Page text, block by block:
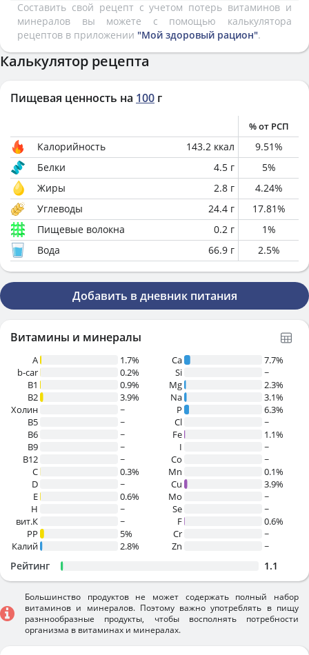
Составить свой рецепт с учетом потерь витаминов и
минералов вы можете с помощью калькулятора
рецептов в приложении "Мой здоровый рацион".
Калькулятор рецепта
Пищевая ценность на 100 г
% от РСП
Калорийность 143.2 ккал 9.51%
Белки
4.5 г 5%
Жиры
2.8 г 4.24%
Углеводы
24.4 г 17.81%
Пищевые волокна
0.2 г 1%
Вода
66.9 г 2.5%
Добавить в дневник питания
Витамины и минералы
A
1.7%
b-car
0.2%
В1
0.9%
B2
3.9%
Холин
~
B5
~
B6
~
B9
~
B12
~
C
0.3%
D
~
E
0.6%
H
~
вит.К
~
PP
5%
Калий
2.8%
Ca
7.7%
Si
~
Mg
2.3%
Na
3.1%
P
6.3%
Cl
~
Fe
1.1%
I
~
Co
~
Mn
0.1%
Cu
3.9%
Mo
~
Se
~
F
0.6%
Cr
~
Zn
~
Рейтинг 1.1
Большинство продуктов не может содержать полный набор
витаминов и минералов. Поэтому важно употреблять в пищу
разннообразные продукты, чтобы восполнять потребности
организма в витаминах и минералах.